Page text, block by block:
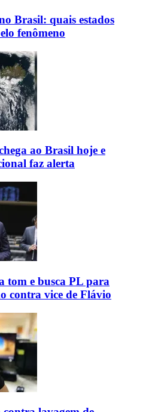
Brasil: quais estados
fenômeno
ao Brasil hoje e
faz alerta
tom e busca PL para
contra vice de Flávio